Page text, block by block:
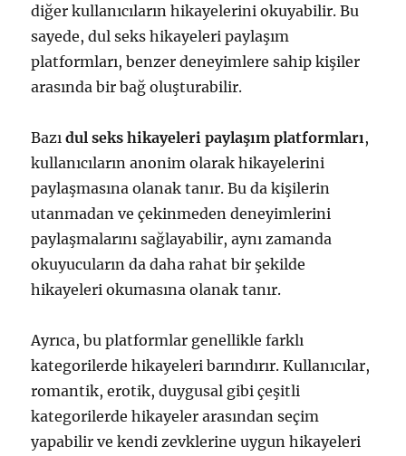
diğer kullanıcıların hikayelerini okuyabilir. Bu
sayede, dul seks hikayeleri paylaşım
platformları, benzer deneyimlere sahip kişiler
arasında bir bağ oluşturabilir.
Bazıdul seks hikayeleri paylaşım platformları ,
kullanıcıların anonim olarak hikayelerini
paylaşmasına olanak tanır. Bu da kişilerin
utanmadan ve çekinmeden deneyimlerini
paylaşmalarını sağlayabilir, aynı zamanda
okuyucuların da daha rahat bir şekilde
hikayeleri okumasına olanak tanır.
Ayrıca, bu platformlar genellikle farklı
kategorilerde hikayeleri barındırır. Kullanıcılar,
romantik, erotik, duygusal gibi çeşitli
kategorilerde hikayeler arasından seçim
yapabilir ve kendi zevklerine uygun hikayeleri